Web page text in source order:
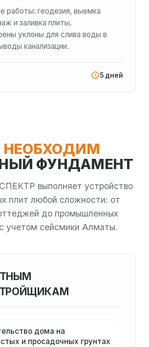
работы: геодезия, выемка
и заливка плиты.
уклоны для слива воды в
канализации.
5 дней
НЕОБХОДИМ
ФУНДАМЕНТ
выполняет устройство
плит любой сложности: от
до промышленных
учетом сейсмики Алматы.
дома на
и просадочных грунтах